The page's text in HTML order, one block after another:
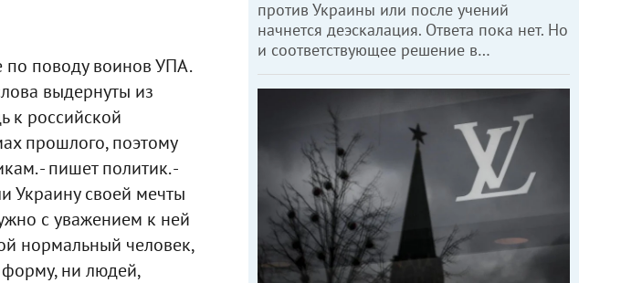
по поводу воинов УПА.
выдернуты из
к российской
прошлого, поэтому
- пишет политик. -
Украину своей мечты
с уважением к ней
нормальный человек,
ни людей,
против Украины или после учений
начнется деэскалация. Ответа пока нет. Но
и соответствующее решение в…